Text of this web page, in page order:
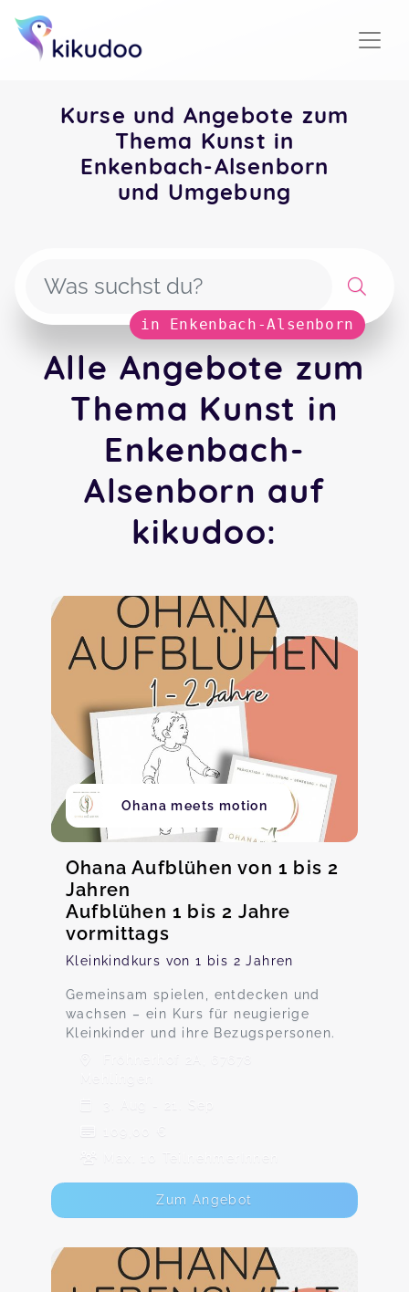
Kurse und Angebote zum
Thema Kunst in
Enkenbach-Alsenborn
und Umgebung
in Enkenbach-Alsenborn
Alle Angebote zum
Thema Kunst in
Enkenbach-
Alsenborn auf
kikudoo:
Ohana meets motion
Ohana Aufblühen von 1 bis 2
Jahren
Aufblühen 1 bis 2 Jahre
vormittags
Kleinkindkurs von 1 bis 2 Jahren
Gemeinsam spielen, entdecken und
wachsen – ein Kurs für neugierige
Kleinkinder und ihre Bezugspersonen.
Fröhnerhof 2A, 67678
3. Aug - 21. Sep
109,00 €
Max. 10 TeilnehmerInnen
Zum Angebot